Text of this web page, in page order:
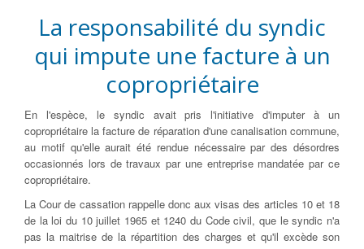
La responsabilité du syndic
qui impute une facture à un
copropriétaire
En l'espèce, le syndic avait pris l'initiative d'imputer à un
copropriétaire la facture de réparation d'une canalisation commune,
au motif qu'elle aurait été rendue nécessaire par des désordres
occasionnés lors de travaux par une entreprise mandatée par ce
copropriétaire.
La Cour de cassation rappelle donc aux visas des articles 10 et 18
de la loi du 10 juillet 1965 et 1240 du Code civil, que le syndic n'a
pas la maitrise de la répartition des charges et qu'il excède son